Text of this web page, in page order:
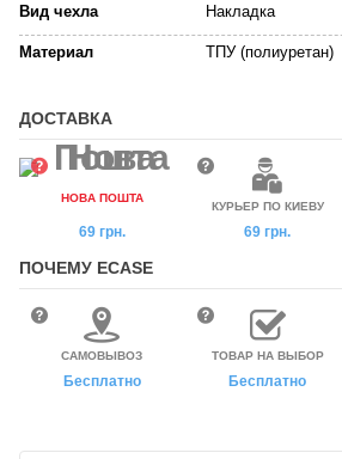
Вид чехла Накладка
Материал ТПУ (полиуретан)
ДОСТАВКА
НОВА ПОШТА
69 грн.
КУРЬЕР ПО КИЕВУ
69 грн.
ПОЧЕМУ ECASE
САМОВЫВОЗ
Бесплатно
ТОВАР НА ВЫБОР
Бесплатно